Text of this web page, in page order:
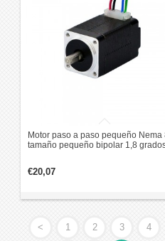
Motor paso a paso pequeño Nema
tamaño pequeño bipolar 1,8
€20,07
< 1 2 3 4